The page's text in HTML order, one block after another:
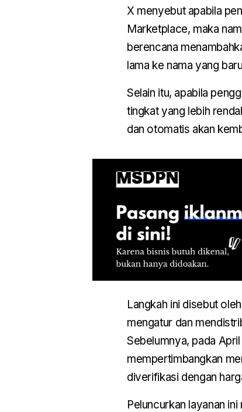
X menyebut apabila
Marketplace, maka
berencana
lama ke nama yang
Selain itu, apabila
tingkat yang lebih
dan otomatis akan
Langkah ini disebut
mengatur dan
Sebelumnya, pada
mempertimbangkan
diverifikasi dengan
Peluncurkan layanan